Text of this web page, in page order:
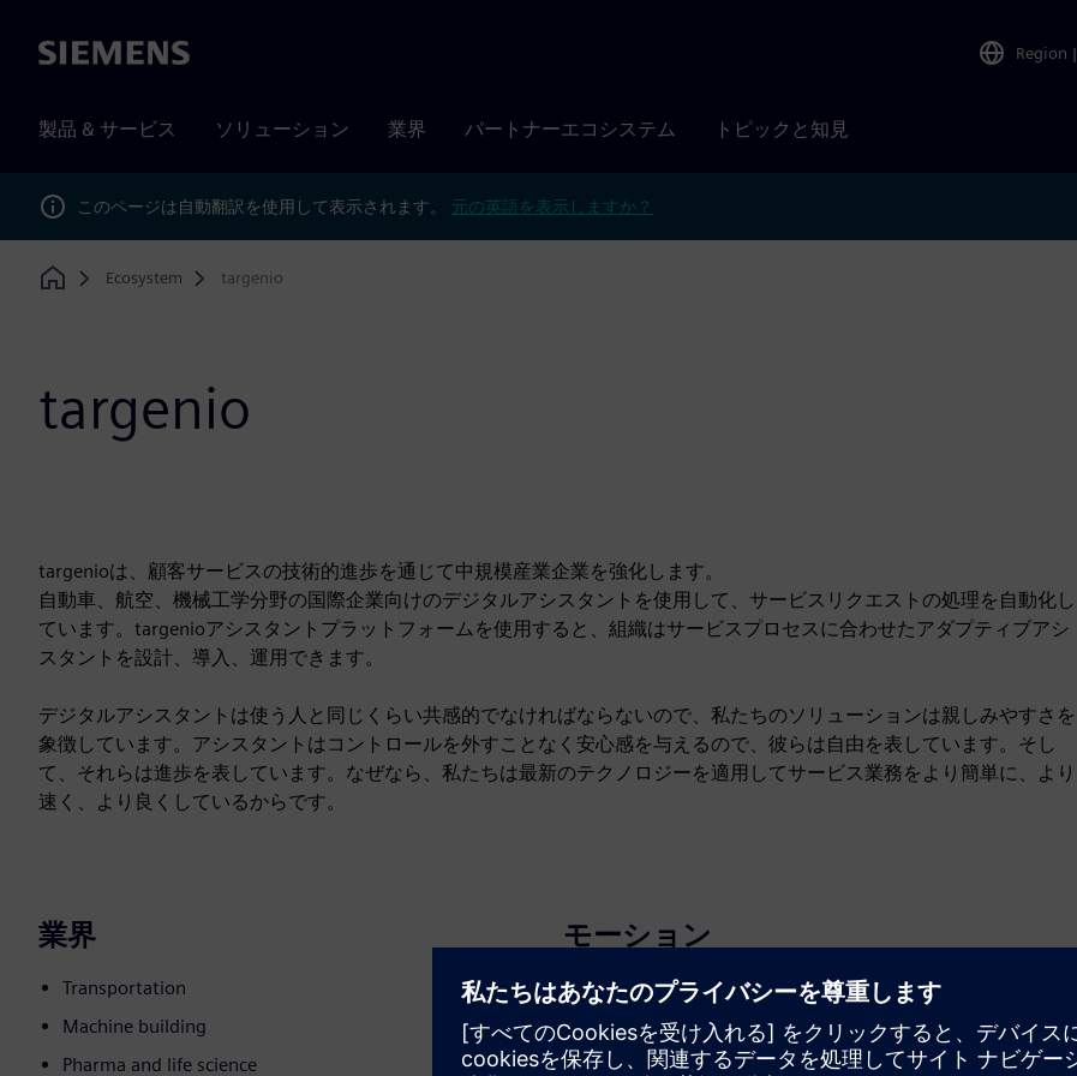
Siemens Region |
製品 & サービス ソリューション 業界 パートナーエコシステム トピックと知見
このページは自動翻訳を使用して表示されます。 元の英語を表示しますか？
Home
Ecosystem targenio
targenio
targenioは、顧客サービスの技術的進歩を通じて中規模産業企業を強化します。
自動車、航空、機械工学分野の国際企業向けのデジタルアシスタントを使用して、サービスリクエストの処理を自動化し
ています。targenioアシスタントプラットフォームを使用すると、組織はサービスプロセスに合わせたアダプティブアシ
スタントを設計、導入、運用できます。
デジタルアシスタントは使う人と同じくらい共感的でなければならないので、私たちのソリューションは親しみやすさを
象徴しています。アシスタントはコントロールを外すことなく安心感を与えるので、彼らは自由を表しています。そし
て、それらは進歩を表しています。なぜなら、私たちは最新のテクノロジーを適用してサービス業務をより簡単に、より
速く、より良くしているからです。
業界
Transportation
Machine building
Pharma and life science
モーション
Build
新しい製品を作成してSiemens Xcelerator製品／ソリュ
ーションを拡張または構築するか、Siemens Xcelerator